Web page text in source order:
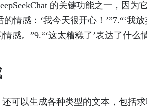
的关键功能之一，因
的情感：‘我今天很开心！’”7.“‘我
情感。”9.“‘这太糟糕了’表达了什么
还可以生成各种类型的文本，包括